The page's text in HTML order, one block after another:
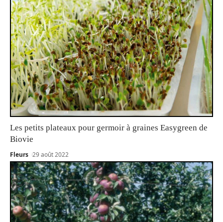
Les petits plateaux pour germoir à graines Easygreen de
Biovie
Fleurs 29 août 2022